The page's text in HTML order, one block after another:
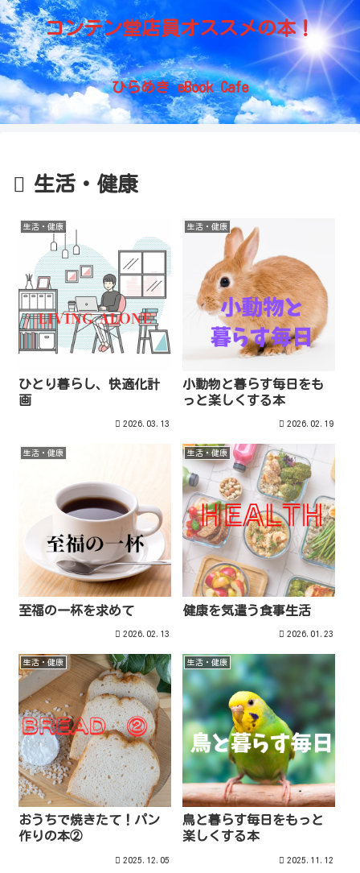
コンテン堂店員オススメの本！
ひらめき eBook Cafe
生活・健康
生活・健康
ひとり暮らし、快適化計
画
2026.03.13
生活・健康
小動物と暮らす毎日をも
っと楽しくする本
2026.02.19
生活・健康
至福の一杯を求めて
2026.02.13
生活・健康
健康を気遣う食事生活
2026.01.23
生活・健康
おうちで焼きたて！パン
作りの本②
2025.12.05
生活・健康
鳥と暮らす毎日をもっと
楽しくする本
2025.11.12